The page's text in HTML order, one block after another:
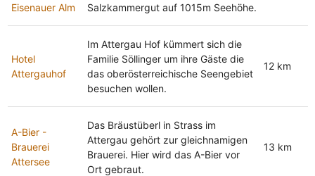
Eisenauer Alm
Salzkammergut auf 1015m Seehöhe.
Hotel
Attergauhof
Im Attergau Hof kümmert sich die
Familie Söllinger um ihre Gäste die
das oberösterreichische Seengebiet
besuchen wollen.
12 km
A-Bier -
Brauerei
Attersee
Das Bräustüberl in Strass im
Attergau gehört zur gleichnamigen
Brauerei. Hier wird das A-Bier vor
Ort gebraut.
13 km